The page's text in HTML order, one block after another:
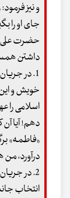
و نیز
جای او را
حضرت
داشتن
1. در
خویش و
اسلامی را
دهم! آیا
«فاطمه»
درآورد، من
2. در
انتخاب